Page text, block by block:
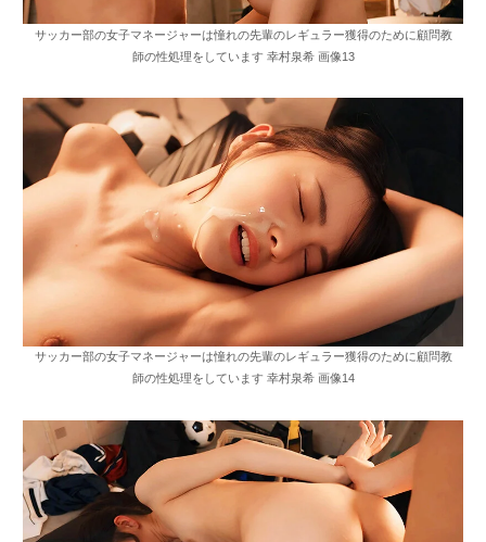
サッカー部の女子マネージャーは憧れの先輩のレギュラー獲得のために顧問教
師の性処理をしています 幸村泉希 画像13
サッカー部の女子マネージャーは憧れの先輩のレギュラー獲得のために顧問教
師の性処理をしています 幸村泉希 画像14